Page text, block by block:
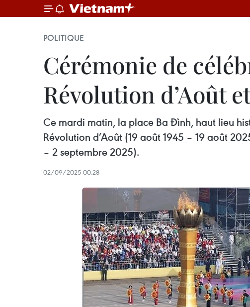
POLITIQUE
Cérémonie de
Révolution d’Août
Ce mardi matin, la place Ba Đình, haut lieu
Révolution d’Août (19 août 1945 – 19 août
– 2 septembre 2025).
02/09/2025 00:28